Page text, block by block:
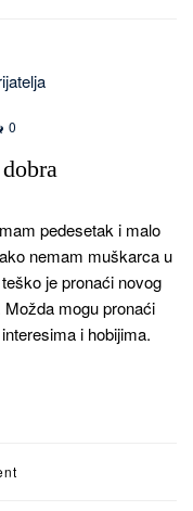
0
pedesetak i malo
nemam muškarca u
je pronaći novog
mogu pronaći
i hobijima.